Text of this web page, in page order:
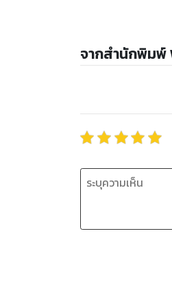
จากสำนักพิมพ์